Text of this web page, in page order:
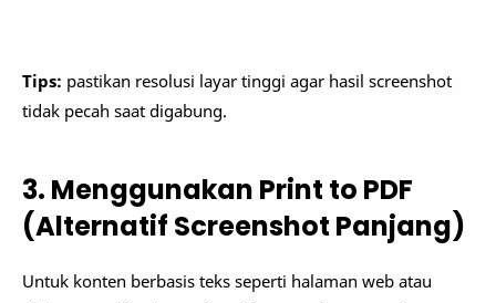
Tips: pastikan resolusi layar tinggi agar hasil screenshot
tidak pecah saat digabung.
3. Menggunakan Print to PDF
(Alternatif Screenshot Panjang)
Untuk konten berbasis teks seperti halaman web atau